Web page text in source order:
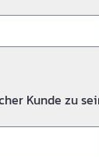
Kunde zu